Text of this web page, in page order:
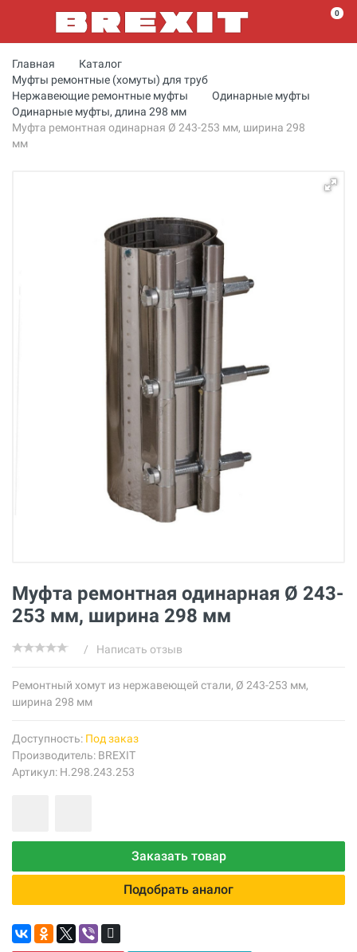
0
Главная
Каталог
Муфты ремонтные (хомуты) для труб
Нержавеющие ремонтные муфты
Одинарные муфты
Одинарные муфты, длина 298 мм
Муфта ремонтная одинарная Ø 243-253 мм, ширина 298
мм
Муфта ремонтная одинарная Ø 243-
253 мм, ширина 298 мм
/ Написать отзыв
Ремонтный хомут из нержавеющей стали, Ø 243-253 мм,
ширина 298 мм
Доступность: Под заказ
Производитель: BREXIT
Артикул: Н.298.243.253
Заказать товар
Подобрать аналог